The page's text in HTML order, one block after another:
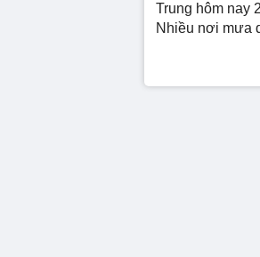
Trung hôm nay
Nhiều nơi mưa